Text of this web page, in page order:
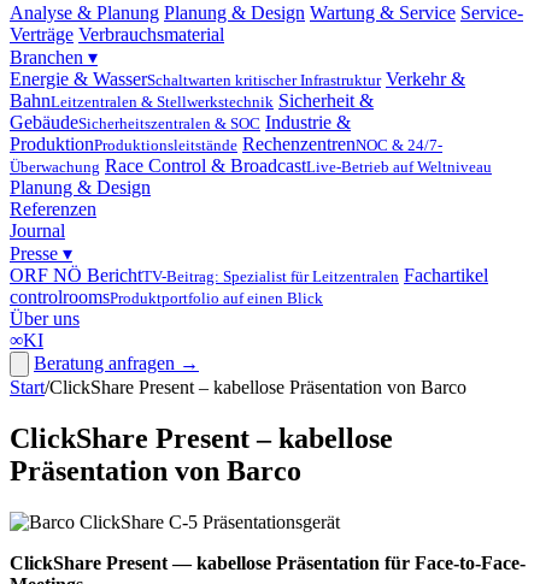
Analyse & Planung Planung & Design Wartung & Service Service-
Verträge Verbrauchsmaterial
Branchen ▾
Energie & WasserSchaltwarten kritischer Infrastruktur Verkehr &
BahnLeitzentralen & Stellwerkstechnik Sicherheit &
GebäudeSicherheitszentralen & SOC Industrie &
ProduktionProduktionsleitstände RechenzentrenNOC & 24/7-
Überwachung Race Control & BroadcastLive-Betrieb auf Weltniveau
Planung & Design
Referenzen
Journal
Presse ▾
ORF NÖ BerichtTV-Beitrag: Spezialist für Leitzentralen Fachartikel
controlroomsProduktportfolio auf einen Blick
Über uns
∞KI
Beratung anfragen →
Start/ClickShare Present – kabellose Präsentation von Barco
ClickShare Present – kabellose
Präsentation von Barco
ClickShare Present — kabellose Präsentation für Face-to-Face-